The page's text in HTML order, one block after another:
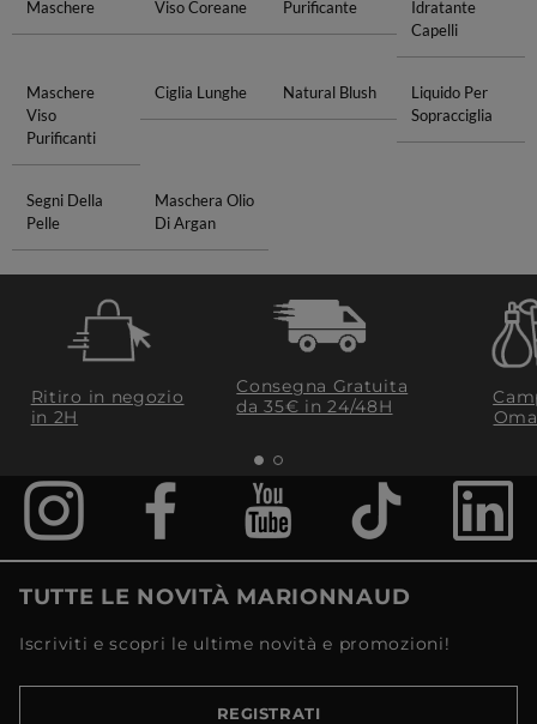
Maschere
Viso Coreane
Purificante
Idratante
Capelli
Maschere
Viso
Purificanti
Ciglia Lunghe Natural Blush
Liquido Per
Sopracciglia
Segni Della
Pelle
Maschera Olio
Di Argan
Ritiro in negozio
in 2H
Consegna Gratuita
da 35€​ in 24/48H
TUTTE LE NOVITÀ MARIONNAUD
Iscriviti e scopri le ultime novità e promozioni!
REGISTRATI